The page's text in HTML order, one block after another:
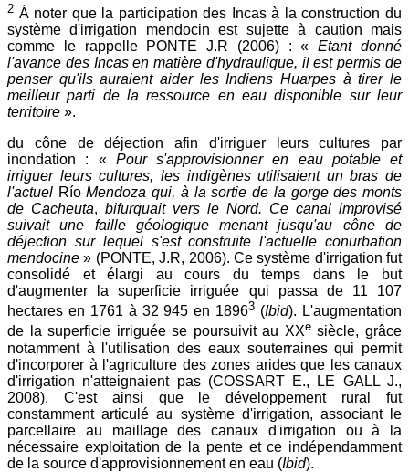
2 Á noter que la participation des Incas à la construction du
système d'irrigation mendocin est sujette à caution mais
comme le rappelle PONTE J.R (2006) : «Etant donné
l'avance des Incas en matière d'hydraulique, il est permis de
penser qu'ils auraient aider les Indiens Huarpes à tirer le
meilleur parti de la ressource en eau disponible sur leur
territoire ».
du cône de déjection afin d'irriguer leurs cultures par
inondation : « Pour s'approvisionner en eau potable et
irriguer leurs cultures, les indigènes utilisaient un bras de
l'actuel RíoMendoza qui, à la sortie de la gorge des monts
de Cacheuta, bifurquait vers le Nord. Ce canal improvisé
suivait une faille géologique menant jusqu'au cône de
déjection sur lequel s'est construite l'actuelle conurbation
mendocine » (PONTE, J.R, 2006). Ce système d'irrigation fut
consolidé et élargi au cours du temps dans le but
d'augmenter la superficie irriguée qui passa de 11 107
hectares en 1761 à 32 945 en 18963 (Ibid). L'augmentation
de la superficie irriguée se poursuivit au XXesiècle, grâce
notamment à l'utilisation des eaux souterraines qui permit
d'incorporer à l'agriculture des zones arides que les canaux
d'irrigation n'atteignaient pas (COSSART E., LE GALL J.,
2008). C'est ainsi que le développement rural fut
constamment articulé au système d'irrigation, associant le
parcellaire au maillage des canaux d'irrigation ou à la
nécessaire exploitation de la pente et ce indépendamment
de la source d'approvisionnement en eau (Ibid).